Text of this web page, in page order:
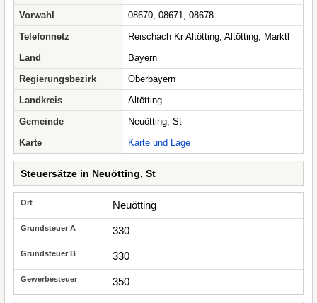
Vorwahl
08670, 08671, 08678
Telefonnetz
Reischach Kr Altötting, Altötting, Marktl
Land
Bayern
Regierungsbezirk
Oberbayern
Landkreis
Altötting
Gemeinde
Neuötting, St
Karte
Karte und Lage
Steuersätze in Neuötting, St
Neuötting
330
330
350